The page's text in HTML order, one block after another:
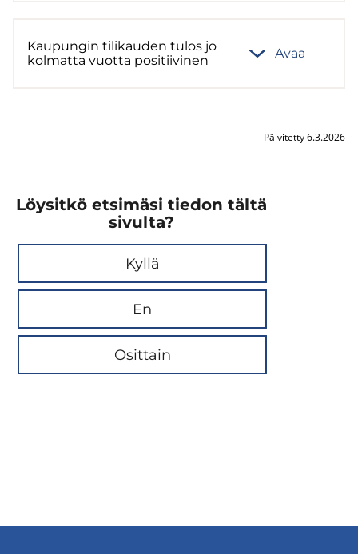
Kau­pun­gin ti­li­kau­den tulos jo
kol­mat­ta vuot­ta po­si­tii­vi­nen
Avaa
Päivitetty 6.3.2026
Löysitkö etsimäsi tiedon tältä
sivulta?
Kyllä
En
Osittain